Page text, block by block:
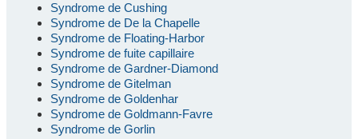
Syndrome de Cushing
Syndrome de De la Chapelle
Syndrome de Floating-Harbor
Syndrome de fuite capillaire
Syndrome de Gardner-Diamond
Syndrome de Gitelman
Syndrome de Goldenhar
Syndrome de Goldmann-Favre
Syndrome de Gorlin